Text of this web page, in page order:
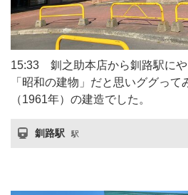
15:33 釧之助本店から釧路駅にや
「昭和の建物」だと思いググって
（1961年）の建造でした。
釧路駅 駅